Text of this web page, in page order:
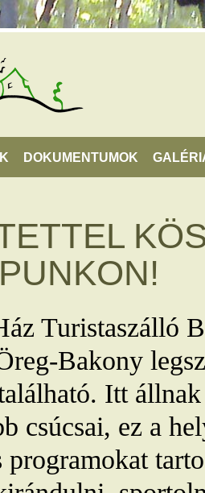
DOKUMENTUMOK
Turistaszálló
Bakony
Itt
csúcsai, ez a
programokat